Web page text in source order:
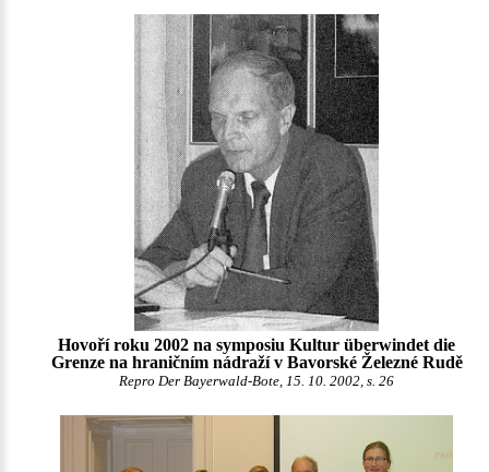
Hovoří roku 2002 na symposiu Kultur überwindet die
Grenze na hraničním nádraží v Bavorské Železné Rudě
Repro Der Bayerwald-Bote, 15. 10. 2002, s. 26